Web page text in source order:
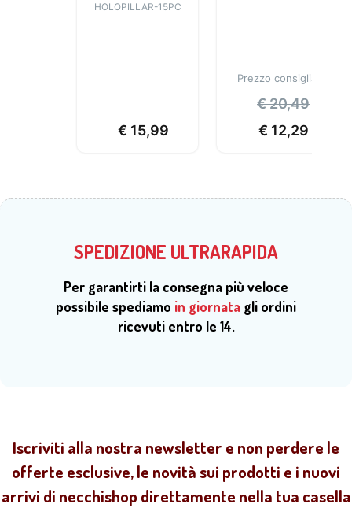
HOLOPILLAR-15PC
€ 15,99
Prezzo consigliato:
€20,49
€ 12,29
SPEDIZIONE ULTRARAPIDA
Per garantirti la consegna più veloce
possibile spediamo in giornata gli ordini
ricevuti entro le 14.
Iscriviti alla nostra newsletter e non perdere le
offerte esclusive, le novità sui prodotti e i nuovi
arrivi di necchishop direttamente nella tua casella